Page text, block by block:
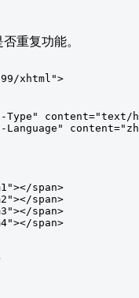
重复功能。
xhtml">